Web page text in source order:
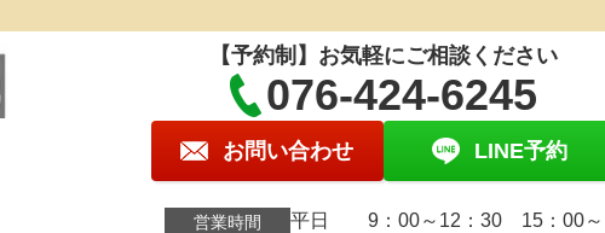
【予約制】お気軽にご相談ください
076-424-6245
お問い合わせ LINE予約
営業時間
平日 9：00～12：30 15：00～